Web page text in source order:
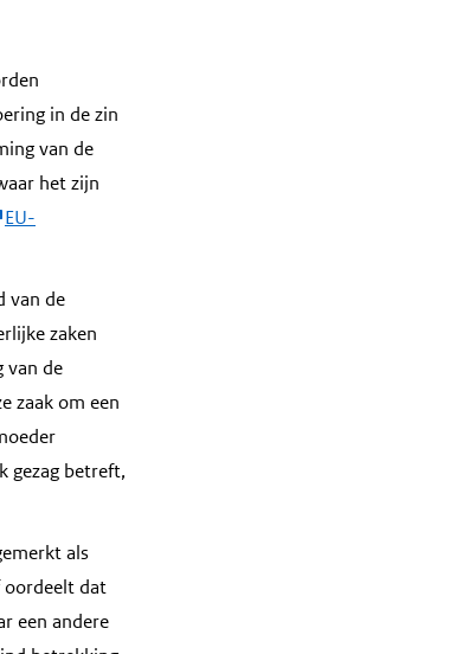
in de zin
van de
het zijn
EU-
van de
zaken
van de
zaak om een
gezag betreft,
als
oordeelt dat
een andere